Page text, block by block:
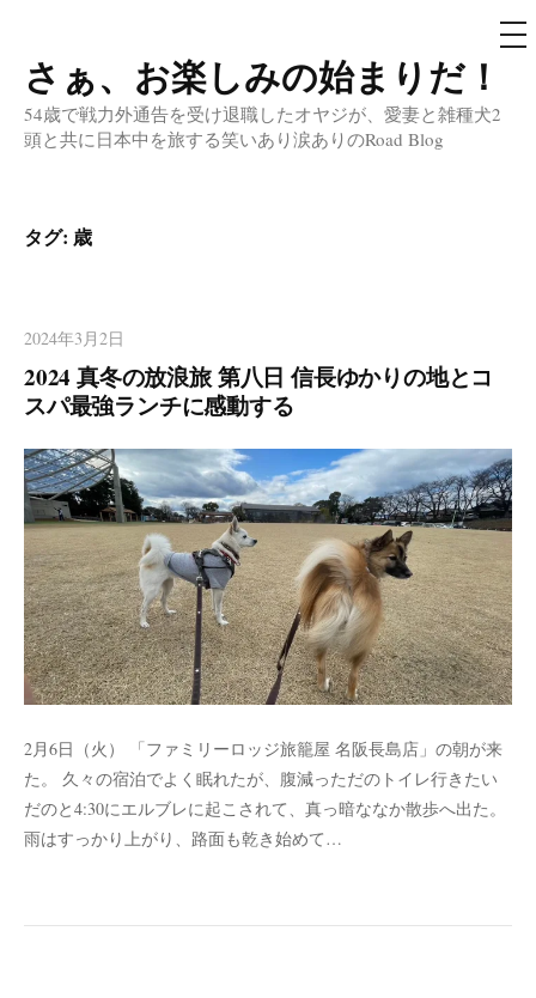
コ
ン
テ
へ
ッ
さぁ、お楽しみの始まりだ！
54歳で戦力外通告を受け退職したオヤジが、愛妻と雑種犬2
頭と共に日本中を旅する笑いあり涙ありのRoad Blog
メ
ニ
タグ: 歳
2024年3月2日
2024 真冬の放浪旅 第八日 信長ゆかりの地とコ
スパ最強ランチに感動する
2月6日（火） 「ファミリーロッジ旅籠屋 名阪長島店」の朝が来
た。 久々の宿泊でよく眠れたが、腹減っただのトイレ行きたい
だのと4:30にエルブレに起こされて、真っ暗ななか散歩へ出た。
雨はすっかり上がり、路面も乾き始めて…